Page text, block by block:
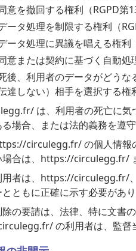
意を撤回する権利（RGPD第
ータ処理を制限する権利（
ータ処理に異議を唱える権利
意または契約に基づく自動処
後、利用者のデータがどう
伝達しない）相手を選択する
は、利用者の死亡に気
場合、または法的義務を遵
circulegg.fr/ の個人情報
場合は、https://circulegg.fr/
用者は、https://circulegg.fr/
ともに正確に示す必要があり
の要請は、法律、特に文
の利用者は、監督